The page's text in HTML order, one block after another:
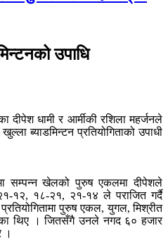
उपाधि
धामी र आर्मीकी रशिला महर्जनले
ब्याडमिन्टन प्रतियोगिताको उपाधी
सम्पन्न खेलको पुरुष एकलमा दीपेशले
१२, १८-२१, २१-१४ ले पराजित गर्दै
पुरुष एकल, युगल, मिश्रीत
थिए । जितसँगै उनले नगद ६० हजार
।